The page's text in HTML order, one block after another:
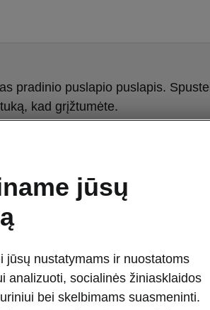
pradinio puslapio puslapis.
kad grįžtumėte.
Enyaq Coupé
jūsų
jūsų nustatymams ir nuostatoms
analizuoti, socialinės žiniasklaidos
bei skelbimams suasmeninti.